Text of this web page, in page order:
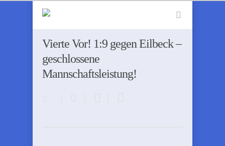
Vierte Vor! 1:9 gegen Eilbeck –
geschlossene
Mannschaftsleistung!